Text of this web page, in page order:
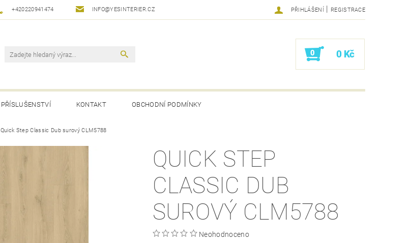
+420220941474 INFO@YESINTERIER.CZ PŘIHLÁŠENÍ | REGISTRACE
0 0 Kč
PŘÍSLUŠENSTVÍ KONTAKT OBCHODNÍ PODMÍNKY
Quick Step Classic Dub surový CLM5788
QUICK STEP
CLASSIC DUB
SUROVÝ CLM5788
Neohodnoceno